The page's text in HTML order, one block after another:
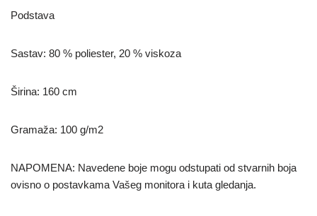
Podstava
Sastav: 80 % poliester, 20 % viskoza
Širina: 160 cm
Gramaža: 100 g/m2
NAPOMENA: Navedene boje mogu odstupati od stvarnih boja
ovisno o postavkama Vašeg monitora i kuta gledanja.